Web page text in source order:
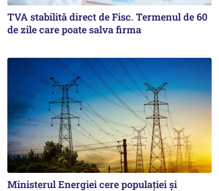
TVA stabilită direct de Fisc. Termenul de 60
de zile care poate salva firma
Ministerul Energiei cere populației și